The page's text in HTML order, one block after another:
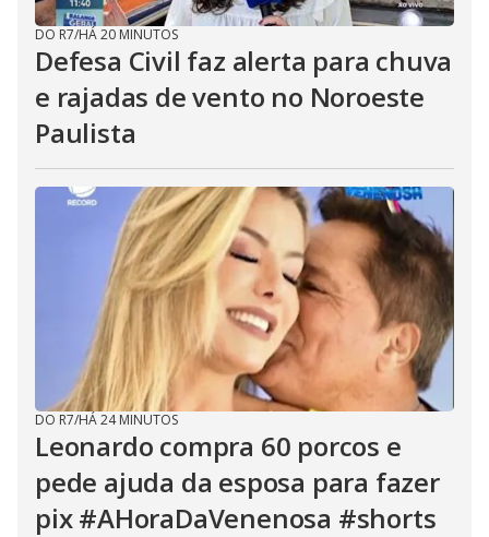
DO R7/HÁ 20 MINUTOS
Defesa Civil faz alerta para chuva
e rajadas de vento no Noroeste
Paulista
DO R7/HÁ 24 MINUTOS
Leonardo compra 60 porcos e
pede ajuda da esposa para fazer
pix #AHoraDaVenenosa #shorts